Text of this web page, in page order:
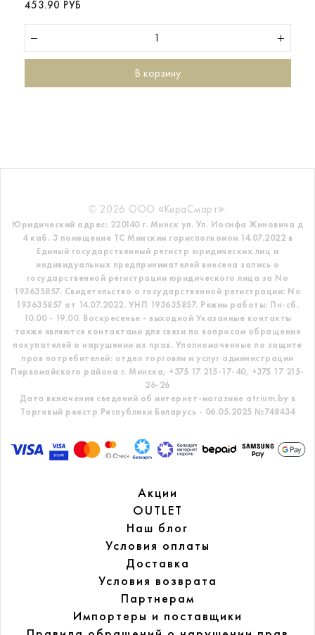
453.90 РУБ
В корзину
© 2026 ООО «КераСмарт».
Юридический адрес: 220140 г. Минск ул. Ул. Иосифа Жиновича д
4 каб. 3 помещение ТС Минским горисполкомом 14.07.2022 в
Единый государственный регистр юридических лиц и
индивидуальных предпринимателей внесена запись о
государственной регистрации юридического лица за No
193635857. Свидетельство о государственной регистрации: No
193635857 от 14.07.2022. УНП 193635857. Режим работы: Пн-сб.
10.00 - 19.00. Воскресенье - выходной Указанные контакты
также являются контактами для связи по вопросам обращения
покупателей о нарушении их прав. Уполномоченные по защите
прав потребителей: отдел торговли и услуг администрации
Первомайского района г. Минска, +375 17 215-17-40, +375 17 215-
26-26
Дата включения сведений об интернет-магазине atrium.by в
Торговый реестр Республики Беларусь - 06.05.2025 №748434
Акции
OUTLET
Наш блог
Условия оплаты
Доставка
Условия возврата
Партнерам
Импортеры и поставщики